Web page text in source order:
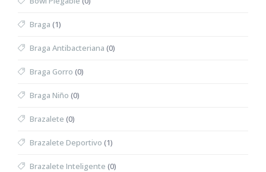
Braga (1)
Braga Antibacteriana (0)
Braga Gorro (0)
Braga Niño (0)
Brazalete (0)
Brazalete Deportivo (1)
Brazalete Inteligente (0)